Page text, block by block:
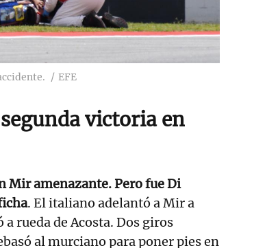
EFE
victoria en
Mir amenazante. Pero fue Di
. El italiano adelantó a Mir a
rueda de Acosta. Dos giros
al murciano para poner pies en